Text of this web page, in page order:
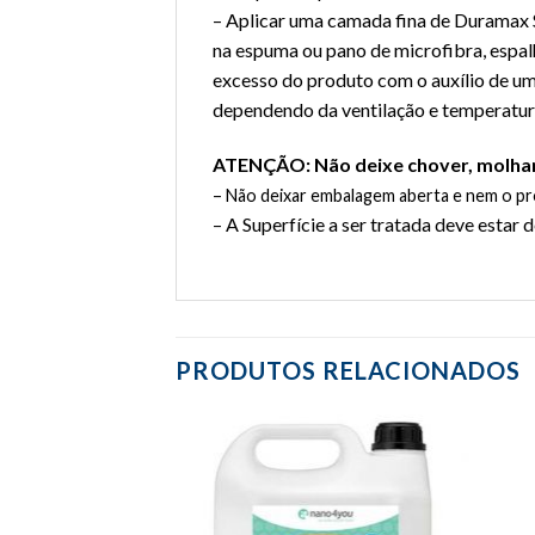
– Aplicar uma camada fina de
na espuma ou pano de microfibra,
excesso do produto com o auxílio de
dependendo da ventilação e
ATENÇÃO: Não deixe chover,
– Não deixar embalagem aberta e nem o
– A Superfície a ser tratada deve estar
PRODUTOS RELACIONADOS